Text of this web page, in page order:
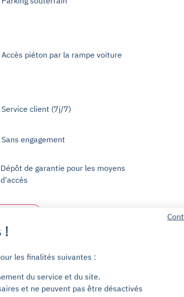
Accès piéton par la rampe voiture
Service client (7j/7)
Sans engagement
Dépôt de garantie pour les moyens
d'accès
!
les finalités suivantes :
du service et du site.
et ne peuvent pas être désactivés